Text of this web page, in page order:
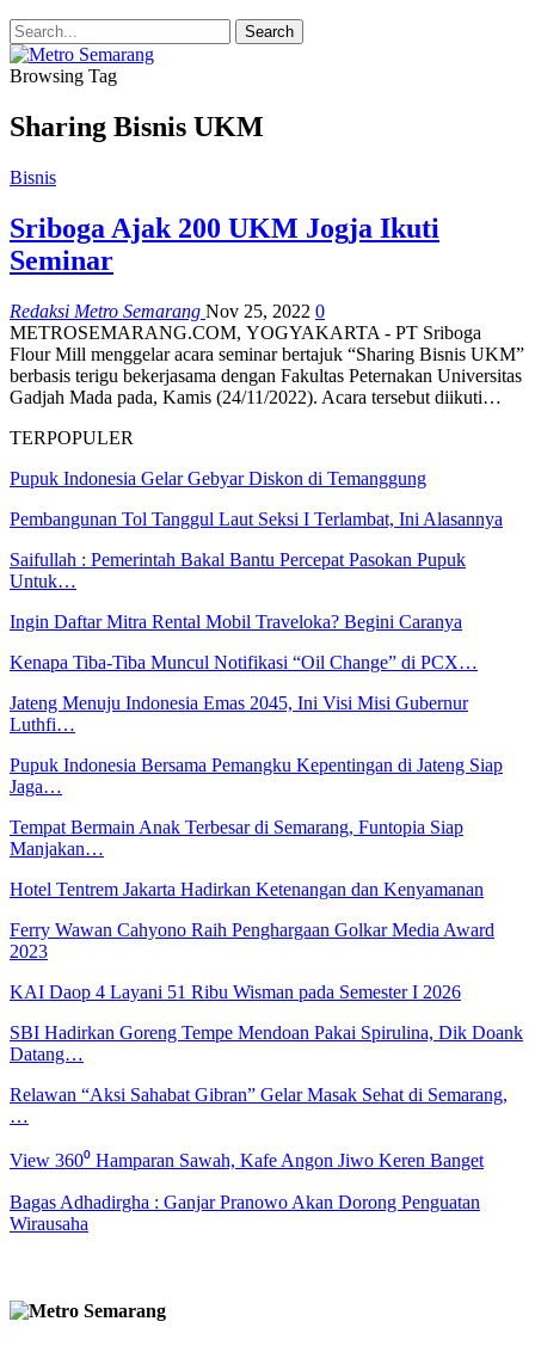
Browsing Tag
Sharing Bisnis UKM
Bisnis
Sriboga Ajak 200 UKM Jogja Ikuti
Seminar
Redaksi Metro Semarang Nov 25, 2022 0
METROSEMARANG.COM, YOGYAKARTA - PT Sriboga
Flour Mill menggelar acara seminar bertajuk “Sharing Bisnis UKM”
berbasis terigu bekerjasama dengan Fakultas Peternakan Universitas
Gadjah Mada pada, Kamis (24/11/2022). Acara tersebut diikuti…
TERPOPULER
Pupuk Indonesia Gelar Gebyar Diskon di Temanggung
Pembangunan Tol Tanggul Laut Seksi I Terlambat, Ini Alasannya
Saifullah : Pemerintah Bakal Bantu Percepat Pasokan Pupuk
Untuk…
Ingin Daftar Mitra Rental Mobil Traveloka? Begini Caranya
Kenapa Tiba-Tiba Muncul Notifikasi “Oil Change” di PCX…
Jateng Menuju Indonesia Emas 2045, Ini Visi Misi Gubernur
Luthfi…
Pupuk Indonesia Bersama Pemangku Kepentingan di Jateng Siap
Jaga…
Tempat Bermain Anak Terbesar di Semarang, Funtopia Siap
Manjakan…
Hotel Tentrem Jakarta Hadirkan Ketenangan dan Kenyamanan
Ferry Wawan Cahyono Raih Penghargaan Golkar Media Award
2023
KAI Daop 4 Layani 51 Ribu Wisman pada Semester I 2026
SBI Hadirkan Goreng Tempe Mendoan Pakai Spirulina, Dik Doank
Datang…
Relawan “Aksi Sahabat Gibran” Gelar Masak Sehat di Semarang,
…
View 360⁰ Hamparan Sawah, Kafe Angon Jiwo Keren Banget
Bagas Adhadirgha : Ganjar Pranowo Akan Dorong Penguatan
Wirausaha